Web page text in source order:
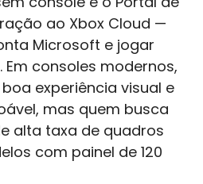
ao Xbox Cloud —
Microsoft e jogar
consoles modernos,
boa experiência visual e
mas quem busca
alta taxa de quadros
com painel de 120